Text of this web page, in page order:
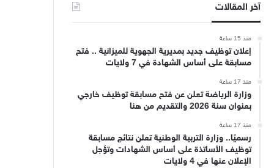
آخر المقالات
منذ 15 ساعة
إعلان توظيف جديد بمديرية الجهوية للميزانية .. فتح
مسابقة على أساس الشهادة في 7 ولايات
منذ 17 ساعة
وزارة الرياضة تعلن عن فتح مسابقة توظيف خارجي
بعنوان سنة 2026 والتقديم من هنا
منذ 17 ساعة
رسميًا.. وزارة التربية الوطنية تعلن نتائج مسابقة
توظيف الأساتذة على أساس الشهادات وتؤجل
الإعلان عنها في 4 ولايات